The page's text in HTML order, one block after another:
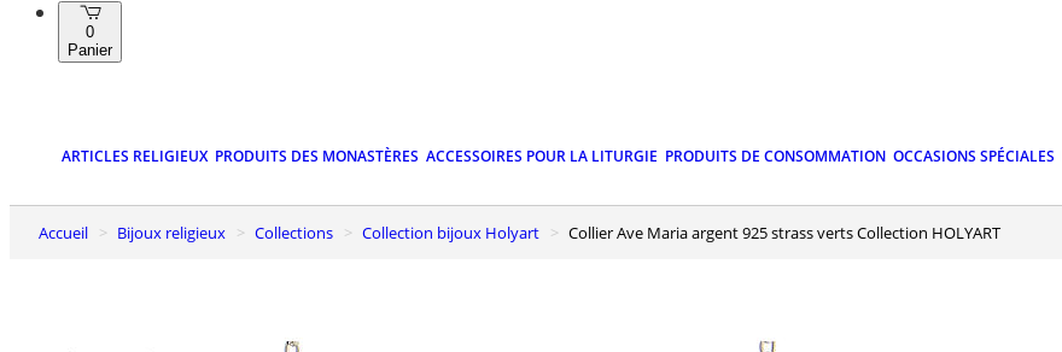
0
Panier
ARTICLES RELIGIEUX PRODUITS DES MONASTÈRES ACCESSOIRES POUR LA LITURGIE PRODUITS DE CONSOMMATION OCCASIONS SPÉCIALES
Accueil Bijoux religieux Collections Collection bijoux Holyart Collier Ave Maria argent 925 strass verts Collection HOLYART